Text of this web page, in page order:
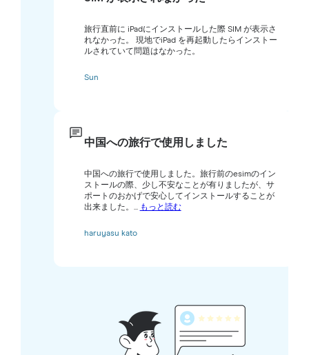
旅行直前に iPadにインストールした際 SIM が表示さ
れなかった。 現地でiPad を再起動したらインストー
ルされていて問題はなかった。
Sun
中国への旅行で使用しました
中国への旅行で使用しました。旅行前のesimのイン
ストールの際、少し不安なことが有りましたが、サ
ポートのおかげで安心してインストールすることが
出来ました。... もっと読む
haruyasu kato